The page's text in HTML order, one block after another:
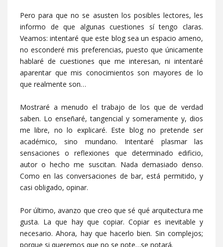
Pero para que no se asusten los posibles lectores, les
informo de que algunas cuestiones sí tengo claras.
Veamos: intentaré que este blog sea un espacio ameno,
no esconderé mis preferencias, puesto que únicamente
hablaré de cuestiones que me interesan, ni intentaré
aparentar que mis conocimientos son mayores de lo
que realmente son…
Mostraré a menudo el trabajo de los que de verdad
saben. Lo enseñaré, tangencial y someramente y, dios
me libre, no lo explicaré. Este blog no pretende ser
académico, sino mundano. Intentaré plasmar las
sensaciones o reflexiones que determinado edificio,
autor o hecho me suscitan. Nada demasiado denso.
Como en las conversaciones de bar, está permitido, y
casi obligado, opinar.
Por último, avanzo que creo que sé qué arquitectura me
gusta. La que hay que copiar. Copiar es inevitable y
necesario. Ahora, hay que hacerlo bien. Sin complejos;
porque si queremos que no se note…se notará.